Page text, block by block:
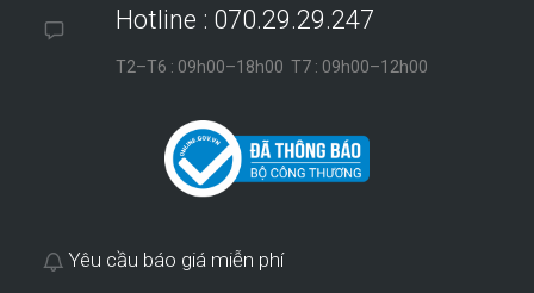
Hotline : 070.29.29.247
T2–T6 : 09h00–18h00 T7 : 09h00–12h00
Yêu cầu báo giá miễn phí